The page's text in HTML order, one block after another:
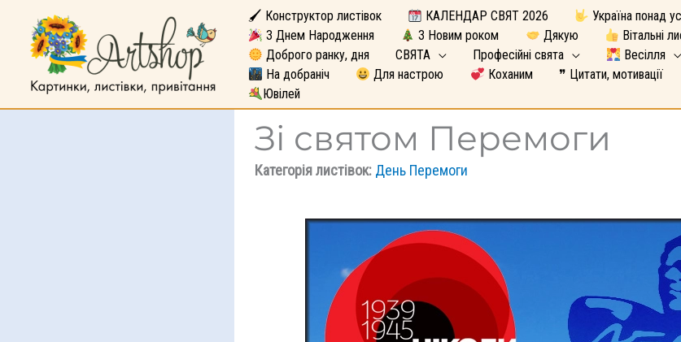
🖌 Конструктор листівок КАЛЕНДАР СВЯТ 2026
Україна понад
З Днем Народження
З Новим роком Дякую
Вітальні
Доброго ранку, дня
СВЯТА Професійні свята Весілля
На добраніч
Для настрою Коханим ❞ Цитати, мотивації
Ювілей
Зі святом Перемоги
Категорія листівок: День Перемоги